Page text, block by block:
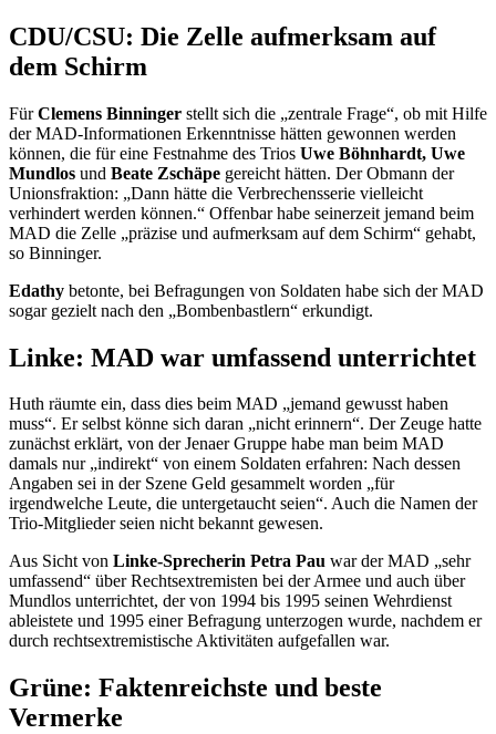
CDU/CSU: Die Zelle aufmerksam auf
dem Schirm
FürClemens Binninger stellt sich die „zentrale Frage“, ob mit Hilfe
der MAD-Informationen Erkenntnisse hätten gewonnen werden
können, die für eine Festnahme des Trios Uwe Böhnhardt, Uwe
Mundlos und Beate Zschäpe gereicht hätten. Der Obmann der
Unionsfraktion: „Dann hätte die Verbrechensserie vielleicht
verhindert werden können.“ Offenbar habe seinerzeit jemand beim
MAD die Zelle „präzise und aufmerksam auf dem Schirm“ gehabt,
so Binninger.
Edathy betonte, bei Befragungen von Soldaten habe sich der MAD
sogar gezielt nach den „Bombenbastlern“ erkundigt.
Linke: MAD war umfassend unterrichtet
Huth räumte ein, dass dies beim MAD „jemand gewusst haben
muss“. Er selbst könne sich daran „nicht erinnern“. Der Zeuge hatte
zunächst erklärt, von der Jenaer Gruppe habe man beim MAD
damals nur „indirekt“ von einem Soldaten erfahren: Nach dessen
Angaben sei in der Szene Geld gesammelt worden „für
irgendwelche Leute, die untergetaucht seien“. Auch die Namen der
Trio-Mitglieder seien nicht bekannt gewesen.
Aus Sicht von Linke-Sprecherin Petra Pau war der MAD „sehr
umfassend“ über Rechtsextremisten bei der Armee und auch über
Mundlos unterrichtet, der von 1994 bis 1995 seinen Wehrdienst
ableistete und 1995 einer Befragung unterzogen wurde, nachdem er
durch rechtsextremistische Aktivitäten aufgefallen war.
Grüne: Faktenreichste und beste
Vermerke